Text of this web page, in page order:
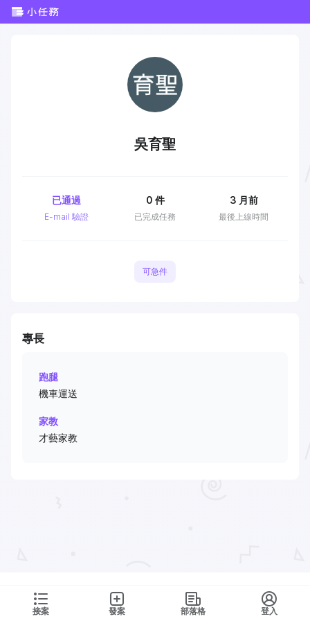
接案 發案 部落格 登入
吳育聖
E-mail 驗證
已通過
已完成任務
0 件
最後上線時間
3 月前
可急件
專長
跑腿
機車運送
家教
才藝家教